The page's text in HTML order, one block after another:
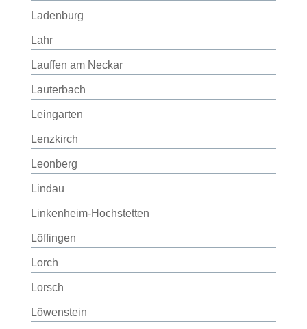
Ladenburg
Lahr
Lauffen am Neckar
Lauterbach
Leingarten
Lenzkirch
Leonberg
Lindau
Linkenheim-Hochstetten
Löffingen
Lorch
Lorsch
Löwenstein